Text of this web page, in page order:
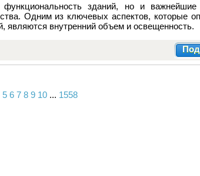
зданий, но и важнейшие
Одним из ключевых аспектов, которые
являются внутренний объем и освещенность.
5 6 7 8 9 10 ... 1558